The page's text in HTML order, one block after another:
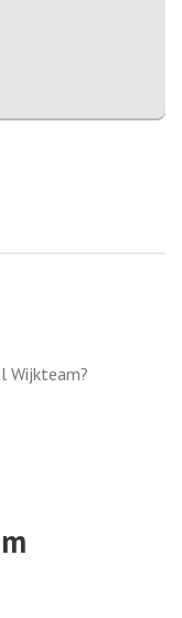
Wijkteam?